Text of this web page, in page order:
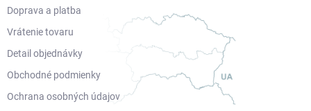
Doprava a platba
Vrátenie tovaru
Detail objednávky
Obchodné podmienky
Ochrana osobných údajov